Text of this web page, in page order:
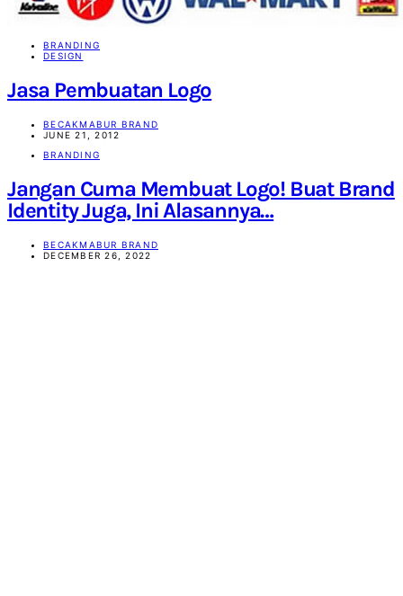
BRANDING
DESIGN
Jasa Pembuatan Logo
BECAKMABUR BRAND
JUNE 21, 2012
BRANDING
Jangan Cuma Membuat Logo! Buat Brand
Identity Juga, Ini Alasannya…
BECAKMABUR BRAND
DECEMBER 26, 2022